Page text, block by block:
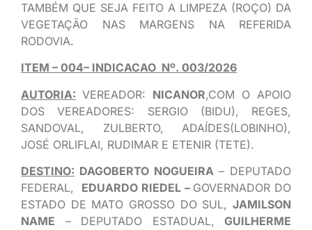
TAMBÉM QUE SEJA FEITO A LIMPEZA (ROÇO) DA
VEGETAÇÃO NAS MARGENS NA REFERIDA
RODOVIA.
ITEM – 004– INDICACAO Nº. 003/2026
AUTORIA: VEREADOR: NICANOR,COM O APOIO
DOS VEREADORES: SERGIO (BIDU), REGES,
SANDOVAL, ZULBERTO, ADAÍDES(LOBINHO),
JOSÉ ORLIFLAI, RUDIMAR E ETENIR (TETE).
DESTINO: DAGOBERTO NOGUEIRA – DEPUTADO
FEDERAL, EDUARDO RIEDEL – GOVERNADOR DO
ESTADO DE MATO GROSSO DO SUL, JAMILSON
NAME – DEPUTADO ESTADUAL, GUILHERME